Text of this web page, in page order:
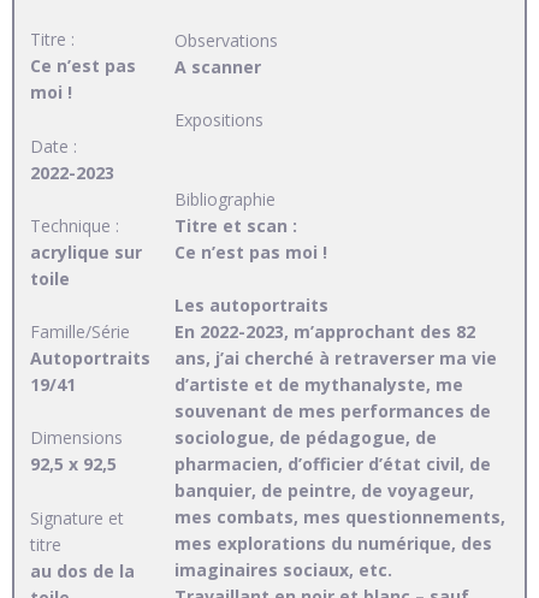
Titre :
Ce n’est pas
moi !
Date :
2022-2023
Technique :
acrylique sur
toile
Famille/Série
Autoportraits
19/41
Dimensions
92,5 x 92,5
Signature et
titre
au dos de la
Observations
A scanner
Expositions
Bibliographie
Titre et scan :
Ce n’est pas moi !
Les autoportraits
En 2022-2023, m’approchant des 82
ans, j’ai cherché à retraverser ma vie
d’artiste et de mythanalyste, me
souvenant de mes performances de
sociologue, de pédagogue, de
pharmacien, d’officier d’état civil, de
banquier, de peintre, de voyageur,
mes combats, mes questionnements,
mes explorations du numérique, des
imaginaires sociaux, etc.